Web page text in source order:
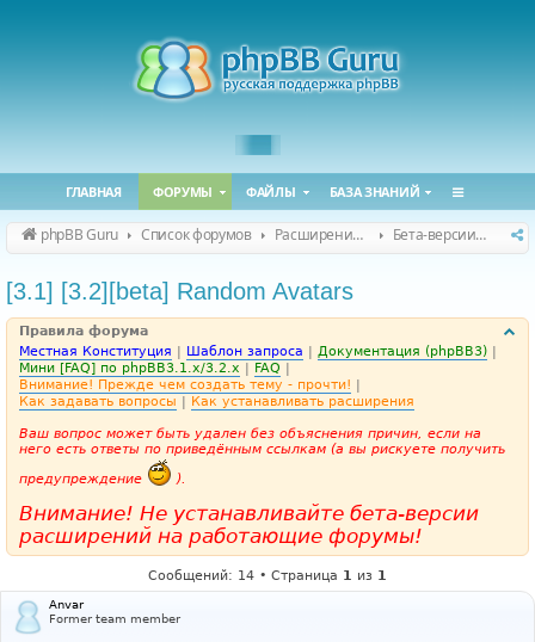
ГЛАВНАЯ ФОРУМЫ ФАЙЛЫ БАЗА ЗНАНИЙ
phpBB Guru Список форумов Расширения phpBB Бета-версии расширений для phpBB
[3.1] [3.2][beta] Random Avatars
Правила форума
Местная Конституция | Шаблон запроса | Документация (phpBB3) |
Мини [FAQ] по phpBB3.1.x/3.2.x | FAQ |
Внимание! Прежде чем создать тему - прочти! |
Как задавать вопросы | Как устанавливать расширения
Ваш вопрос может быть удален без объяснения причин, если на
него есть ответы по приведённым ссылкам (а вы рискуете получить
предупреждение
).
Внимание! Не устанавливайте бета-версии
расширений на работающие форумы!
Сообщений: 14 • Страница 1 из 1
Anvar
Former team member